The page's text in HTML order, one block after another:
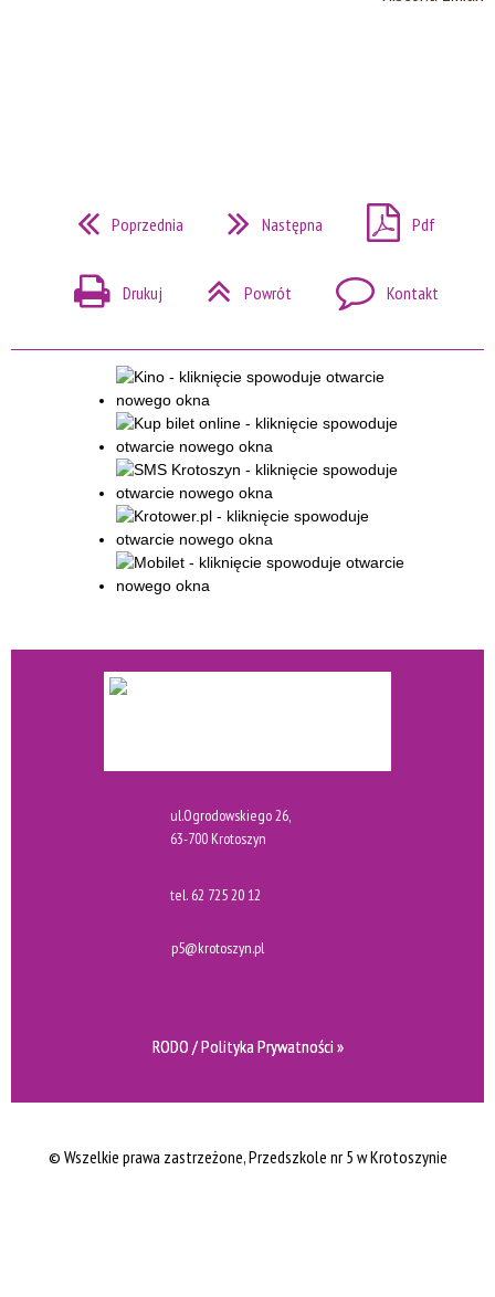
Poprzednia Następna Pdf
Drukuj Powrót Kontakt
ul.Ogrodowskiego 26,
63-700 Krotoszyn
tel. 62 725 20 12
p5@krotoszyn.pl
RODO / Polityka Prywatności »
© Wszelkie prawa zastrzeżone, Przedszkole nr 5 w Krotoszynie